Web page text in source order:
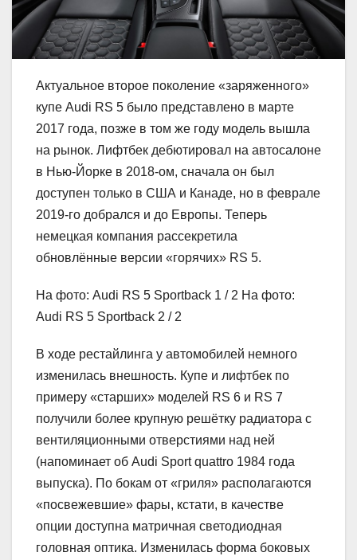
Актуальное второе поколение «заряженного»
купе Audi RS 5 было представлено в марте
2017 года, позже в том же году модель вышла
на рынок. Лифтбек дебютировал на автосалоне
в Нью-Йорке в 2018-ом, сначала он был
доступен только в США и Канаде, но в феврале
2019-го добрался и до Европы. Теперь
немецкая компания рассекретила
обновлённые версии «горячих» RS 5.
На фото: Audi RS 5 Sportback 1 / 2 На фото:
Audi RS 5 Sportback 2 / 2
В ходе рестайлинга у автомобилей немного
изменилась внешность. Купе и лифтбек по
примеру «старших» моделей RS 6 и RS 7
получили более крупную решётку радиатора с
вентиляционными отверстиями над ней
(напоминает об Audi Sport quattro 1984 года
выпуска). По бокам от «гриля» располагаются
«посвежевшие» фары, кстати, в качестве
опции доступна матричная светодиодная
головная оптика. Изменилась форма боковых